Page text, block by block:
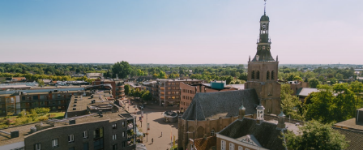
Uitjes & activiteiten
Natuurgebieden
Baroniepoorten
Sport